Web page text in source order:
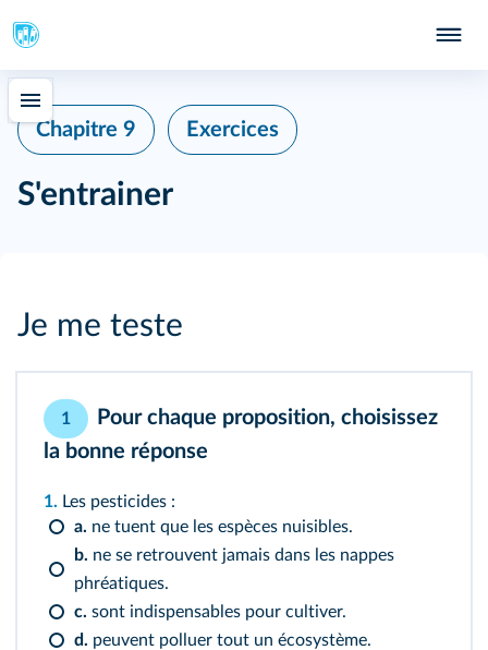
Chapitre 9 Exercices
S'entrainer
Je me teste
1
Pour chaque proposition, choisissez
la bonne réponse
1. Les pesticides :
a. ne tuent que les espèces nuisibles.
b. ne se retrouvent jamais dans les nappes
phréatiques.
c. sont indispensables pour cultiver.
d. peuvent polluer tout un écosystème.